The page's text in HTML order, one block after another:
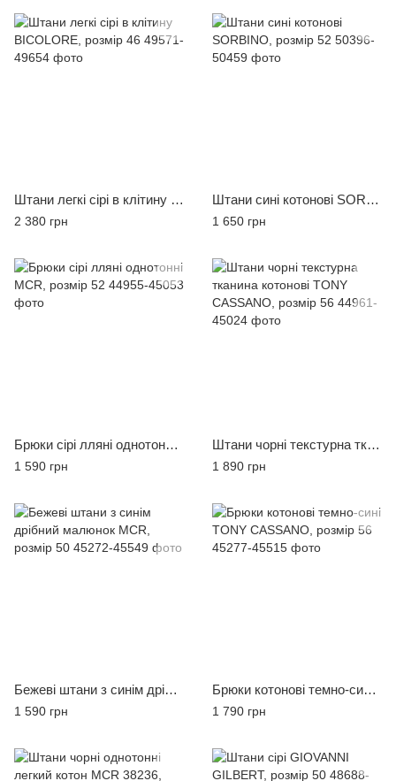
Штани легкі сірі в клітину BICOLORE, розмір 46
2 380 грн
Штани сині котонові SORBINO, розмір 52
1 650 грн
Брюки сірі лляні однотонні MCR, розмір 52
1 590 грн
Штани чорні текстурна тканина котонові TONY CASSANO, розмір 56
1 890 грн
Бежеві штани з синім дрібний малюнок MCR, розмір 50
1 590 грн
Брюки котонові темно-сині TONY CASSANO, розмір 56
1 790 грн